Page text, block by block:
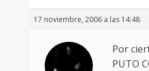
17 noviembre, 2006 a las 14:48
Por
PUTO